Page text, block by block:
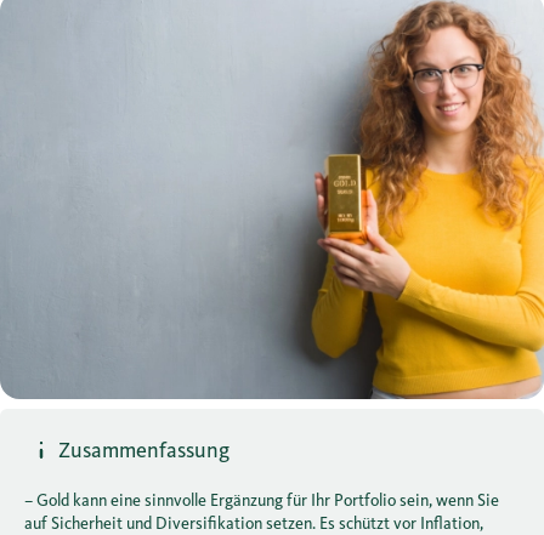
Zusammenfassung
– Gold kann eine sinnvolle Ergänzung für Ihr Portfolio sein, wenn Sie
auf Sicherheit und Diversifikation setzen. Es schützt vor Inflation,